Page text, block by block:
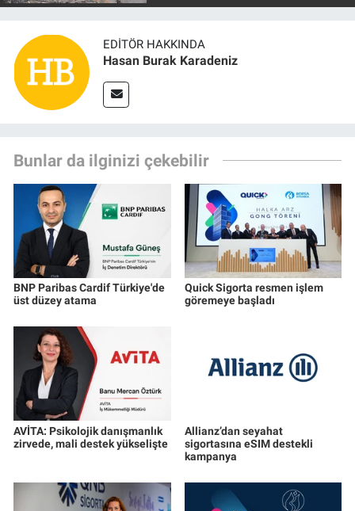
EDITÖR HAKKINDA
Hasan Burak Karadeniz
Bunlar da ilginizi çekebilir
BNP Paribas Cardif Türkiye'de
üst düzey atama
Quick Sigorta resmen işlem
göremeye başladı
AVİTA: Psikolojik danışmanlık
zirvede, mali destek yükselişte
Allianz’dan seyahat
sigortasına eSIM destekli
kampanya